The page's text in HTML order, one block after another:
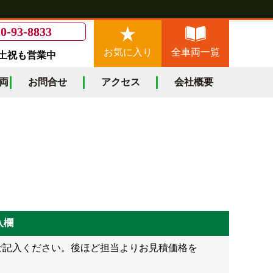
93-8833
祝も営業中 お気に入り 全車両一覧
お問合せ アクセス 会社概要
欄
入ください。後ほど担当よりお見積価格を